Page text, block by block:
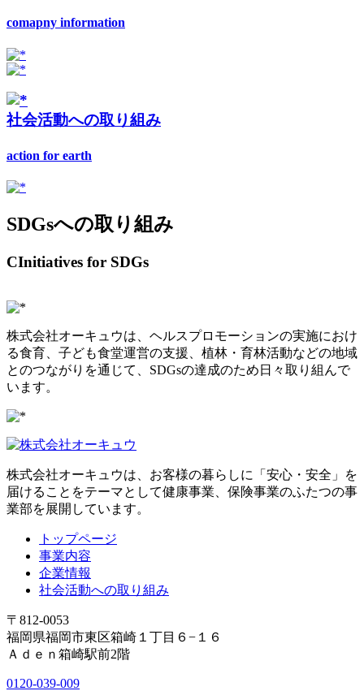
comapny information
社会活動への取り組み
action for earth
SDGsへの取り組み
CInitiatives for SDGs
株式会社オーキュウは、ヘルスプロモーションの実施におけ
る食育、子ども食堂運営の支援、植林・育林活動などの地域
とのつながりを通じて、SDGsの達成のため日々取り組んで
います。
株式会社オーキュウは、お客様の暮らしに「安心・安全」を
届けることをテーマとして健康事業、保険事業のふたつの事
業部を展開しています。
トップページ
事業内容
企業情報
社会活動への取り組み
〒812-0053
福岡県福岡市東区箱崎１丁目６−１６
Ａｄｅｎ箱崎駅前2階
0120-039-009